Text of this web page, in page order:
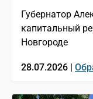
Губернатор
капитальный
Новгороде
28.07.2026 |